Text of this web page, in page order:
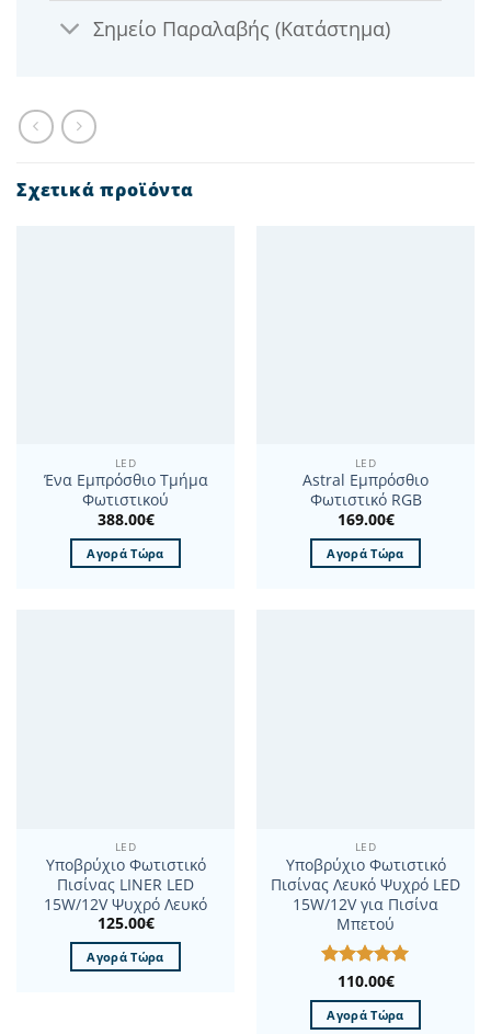
Σημείο Παραλαβής (Κατάστημα)
Σχετικά προϊόντα
LED
Ένα Εμπρόσθιο Τμήμα
Φωτιστικού
388.00€
Αγορά Τώρα
LED
Astral Εμπρόσθιο
Φωτιστικό RGB
169.00€
Αγορά Τώρα
LED
Υποβρύχιο Φωτιστικό
Πισίνας LINER LED
15W/12V Ψυχρό Λευκό
125.00€
Αγορά Τώρα
LED
Υποβρύχιο Φωτιστικό
Πισίνας Λευκό Ψυχρό LED
15W/12V για Πισίνα
Μπετού
Βαθμολογήθηκε
με5από 5
110.00€
Αγορά Τώρα